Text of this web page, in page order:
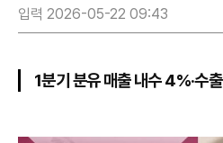
입력 2026-05-22 09:43
1분기 분유 매출 내수 4%·수